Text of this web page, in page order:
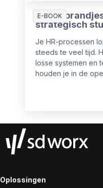
E-BOOK
Blijf je
strategisch
Je HR-processen
steeds te veel tijd.
losse systemen en
houden je in de
Oplossingen